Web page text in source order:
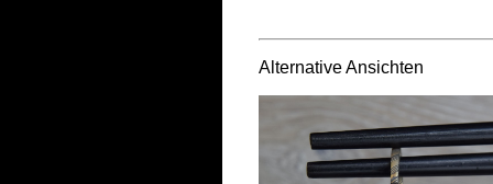
Alternative Ansichten